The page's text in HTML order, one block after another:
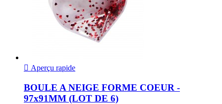
 Aperçu rapide
BOULE A NEIGE FORME COEUR -
97x91MM (LOT DE 6)